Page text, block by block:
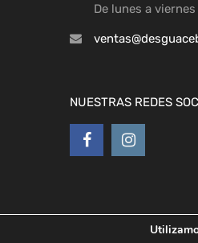
De lunes a
NUESTRAS REDES